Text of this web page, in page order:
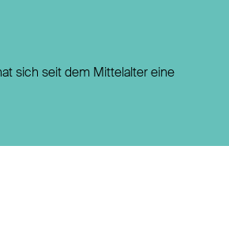
sich seit dem Mittelalter eine